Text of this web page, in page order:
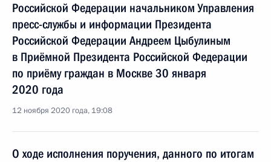
Российской Федерации начальником Управления
пресс-службы и информации Президента
Российской Федерации Андреем Цыбулиным
в Приёмной Президента Российской Федерации
по приёму граждан в Москве 30 января
2020 года
12 ноября 2020 года, 19:08
О ходе исполнения поручения, данного по итогам